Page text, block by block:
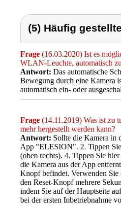
(5) Häufig
Frage (16.03.2020) Ist es
WLAN-Leuchte, automatisch
Antwort: Das automatische
Bewegung durch eine Kamera
automatisch ein- oder
Frage (14.11.2019) Was ist zu
mehr hergestellt werden kann?
Antwort: Sollte die Kamera in
App "ELESION". 2. Tippen Sie
(oben rechts). 4. Tippen Sie
die Kamera aus der App
Knopf befindet. Verwenden Sie
den Reset-Knopf mehrere
indem Sie auf der Hauptseite
bei der ersten Inbetriebnahme